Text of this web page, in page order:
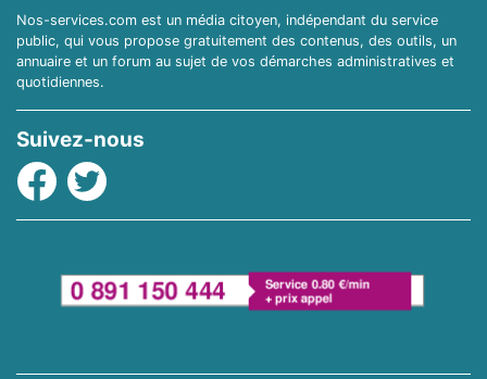
Nos-services.com est un média citoyen, indépendant du service
public, qui vous propose gratuitement des contenus, des outils, un
annuaire et un forum au sujet de vos démarches administratives et
quotidiennes.
Suivez-nous
Facebook
Twitter